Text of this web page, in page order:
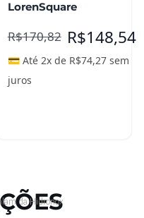
LorenSquare
R$170,82 R$148,54
💳 Até 2x de R$74,27sem
juros
da Hidronox